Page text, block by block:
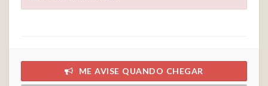
ME AVISE QUANDO CHEGAR